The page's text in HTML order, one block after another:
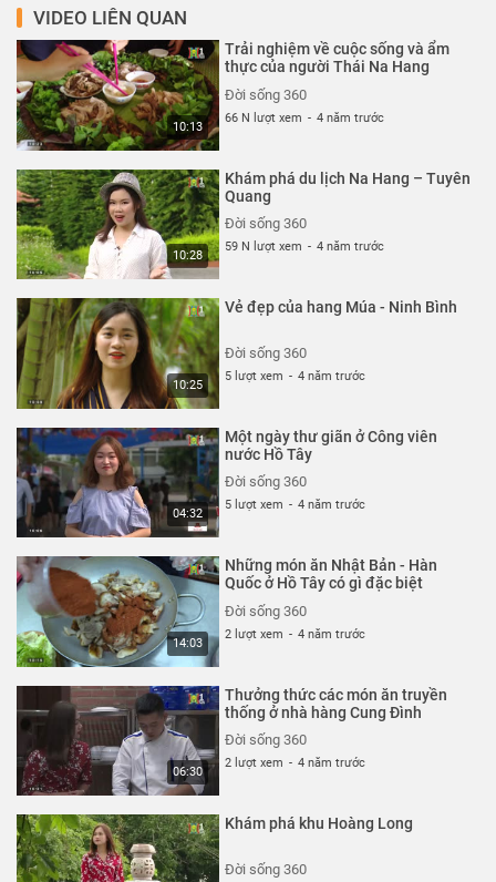
đô những cảm xúc lắng đọng nhất.
Thể loại :TV SHOW
VIDEO LIÊN QUAN
10:13
Trải nghiệm về cuộc sống và ẩm
thực của người Thái Na Hang
Đời sống 360
66 N lượt xem - 4 năm trước
10:28
Khám phá du lịch Na Hang – Tuyên
Quang
Đời sống 360
59 N lượt xem - 4 năm trước
10:25
Vẻ đẹp của hang Múa - Ninh Bình
Đời sống 360
5 lượt xem - 4 năm trước
04:32
Một ngày thư giãn ở Công viên
nước Hồ Tây
Đời sống 360
5 lượt xem - 4 năm trước
14:03
Những món ăn Nhật Bản - Hàn
Quốc ở Hồ Tây có gì đặc biệt
Đời sống 360
2 lượt xem - 4 năm trước
06:30
Thưởng thức các món ăn truyền
thống ở nhà hàng Cung Đình
Đời sống 360
2 lượt xem - 4 năm trước
Khám phá khu Hoàng Long
Đời sống 360